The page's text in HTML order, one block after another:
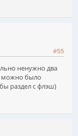
#55
ненужно два
можно было
раздел с флэш)